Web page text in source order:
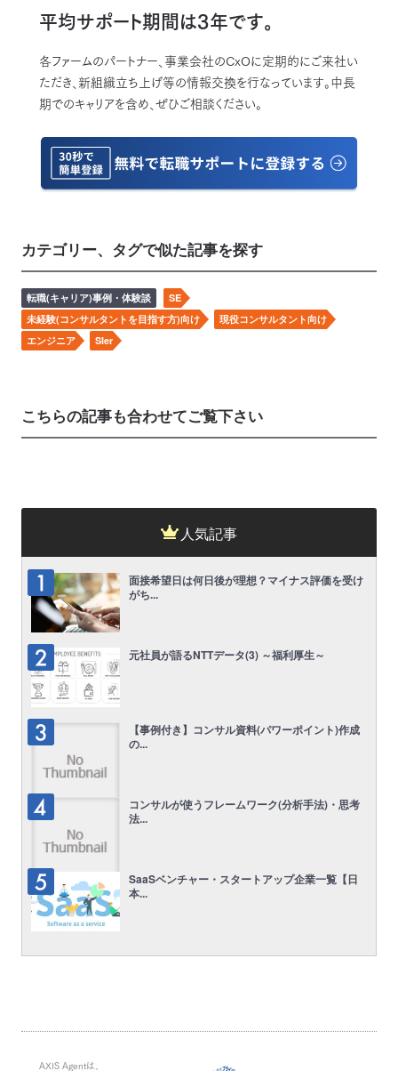
平均サポート期間は3年です。
各ファームのパートナー、事業会社のCxOに定期的にご来社い
ただき、新組織立ち上げ等の情報交換を行なっています。中長
期でのキャリアを含め、ぜひご相談ください。
カテゴリー、タグで似た記事を探す
転職(キャリア)事例・体験談
SE
未経験(コンサルタントを目指す方)向け
現役コンサルタント向け
エンジニア
SIer
こちらの記事も合わせてご覧下さい
人気記事
面接希望日は何日後が理想？マイナス評価を受け
がち...
元社員が語るNTTデータ(3) ～福利厚生～
【事例付き】コンサル資料(パワーポイント)作成
の...
コンサルが使うフレームワーク(分析手法)・思考
法...
SaaSベンチャー・スタートアップ企業一覧【日
本...
AXIS Agentは、